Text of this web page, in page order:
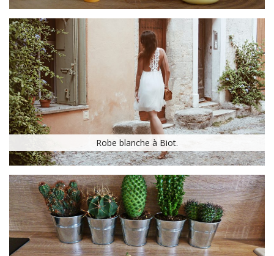
Robe blanche à Biot.